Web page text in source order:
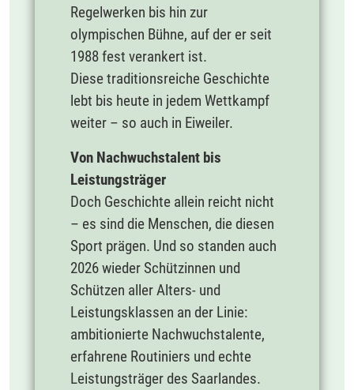
Regelwerken bis hin zur
olympischen Bühne, auf der er seit
1988 fest verankert ist.
Diese traditionsreiche Geschichte
lebt bis heute in jedem Wettkampf
weiter – so auch in Eiweiler.
Von Nachwuchstalent bis
Leistungsträger
Doch Geschichte allein reicht nicht
– es sind die Menschen, die diesen
Sport prägen. Und so standen auch
2026 wieder Schützinnen und
Schützen aller Alters- und
Leistungsklassen an der Linie:
ambitionierte Nachwuchstalente,
erfahrene Routiniers und echte
Leistungsträger des Saarlandes.